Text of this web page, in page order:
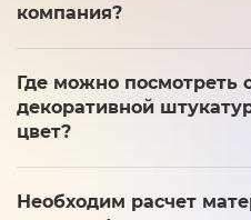
компания?
Где можно посмотреть
декоративной
цвет?
Необходим расчет